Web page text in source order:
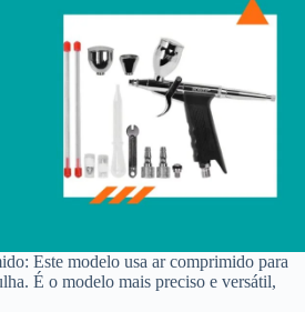
Este modelo usa ar comprimido para
É o modelo mais preciso e versátil,